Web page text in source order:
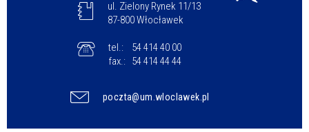
ul. Zielony Rynek 11/13
87-800 Włocławek
tel.:
54 414 40 00
fax.:
54 414 44 44
poczta@um.wloclawek.pl